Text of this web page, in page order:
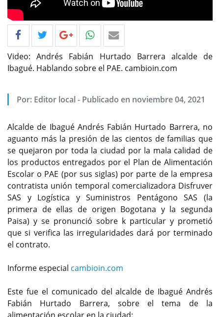
Video: Andrés Fabián Hurtado Barrera alcalde de
Ibagué. Hablando sobre el PAE. cambioin.com
Por: Editor local - Publicado en noviembre 04, 2021
Alcalde de Ibagué Andrés Fabián Hurtado Barrera, no
aguanto más la presión de las cientos de familias que
se quejaron por toda la ciudad por la mala calidad de
los productos entregados por el Plan de Alimentación
Escolar o PAE (por sus siglas) por parte de la empresa
contratista unión temporal comercializadora Disfruver
SAS y Logística y Suministros Pentágono SAS (la
primera de ellas de origen Bogotana y la segunda
Paisa) y se pronunció sobre k particular y prometió
que si verifica las irregularidades dará por terminado
el contrato.
Informe especial cambioin.com
Este fue el comunicado del alcalde de Ibagué Andrés
Fabián Hurtado Barrera, sobre el tema de la